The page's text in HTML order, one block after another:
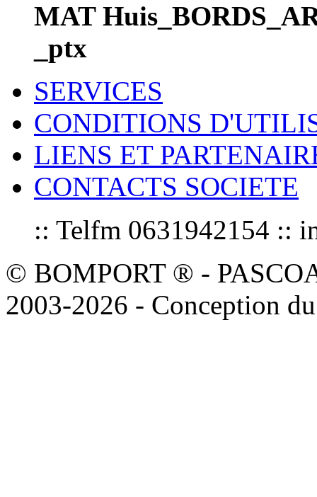
MAT
_ptx
SERVICES
CONDITIONS
LIENS ET
CONTACTS SOCIETE
:: Telfm 0631942154 ::
© BOMPORT ® -
2003-2026 - Conception